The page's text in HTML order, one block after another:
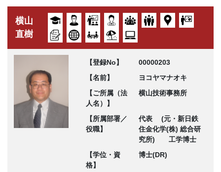
横山
直樹
【登録No】
00000203
【名前】
ヨコヤマナオキ
【ご所属（法
人名）】
横山技術事務所
【所属部署／
役職】
代表 (元・新日鉄
住金化学(株) 総合研
究所) 工学博士
【学位・資
格】
博士(DR)